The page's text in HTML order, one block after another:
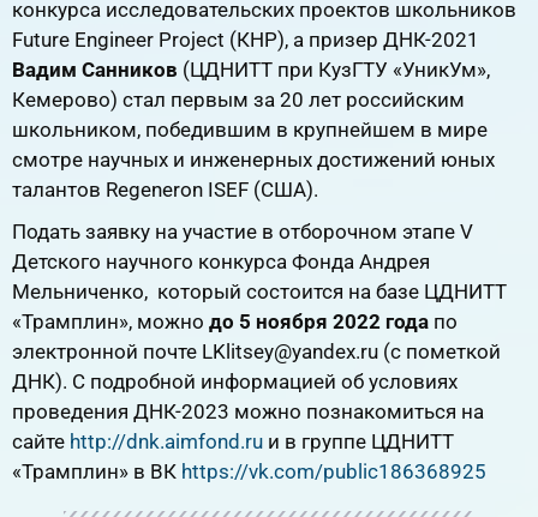
конкурса исследовательских проектов школьников
Future Engineer Project (КНР), а призер ДНК-2021
Вадим Санников (ЦДНИТТ при КузГТУ «УникУм»,
Кемерово) стал первым за 20 лет российским
школьником, победившим в крупнейшем в мире
смотре научных и инженерных достижений юных
талантов Regeneron ISEF (США).
Подать заявку на участие в отборочном этапе V
Детского научного конкурса Фонда Андрея
Мельниченко, который состоится на базе ЦДНИТТ
«Трамплин», можно до 5 ноября 2022 года по
электронной почте LKlitsey@yandex.ru (c пометкой
ДНК). С подробной информацией об условиях
проведения ДНК-2023 можно познакомиться на
сайте http://dnk.aimfond.ru и в группе ЦДНИТТ
«Трамплин» в ВК https://vk.com/public186368925